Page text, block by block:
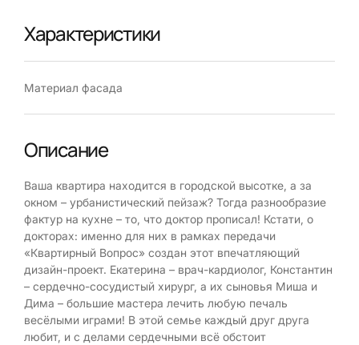
Характеристики
Материал фасада
Описание
Ваша квартира находится в городской высотке, а за
окном – урбанистический пейзаж? Тогда разнообразие
фактур на кухне – то, что доктор прописал! Кстати, о
докторах: именно для них в рамках передачи
«Квартирный Вопрос» создан этот впечатляющий
дизайн-проект. Екатерина – врач-кардиолог, Константин
– сердечно-сосудистый хирург, а их сыновья Миша и
Дима – большие мастера лечить любую печаль
весёлыми играми! В этой семье каждый друг друга
любит, и с делами сердечными всё обстоит